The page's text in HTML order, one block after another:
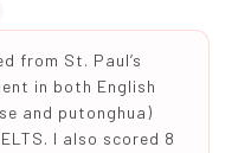
from St. Paul’s
in both English
and putonghua)
I also scored 8